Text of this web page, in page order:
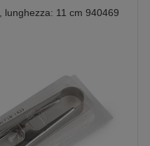
lunghezza: 11 cm 940469